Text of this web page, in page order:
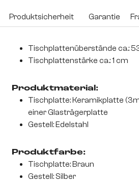
Produktsicherheit Garantie
Tischplattenüberstände ca.:
Tischplattenstärke ca.: 1 cm
Produktmaterial:
Tischplatte: Keramikplatte
einer Glasträgerplatte
Gestell: Edelstahl
Produktfarbe:
Tischplatte: Braun
Gestell: Silber